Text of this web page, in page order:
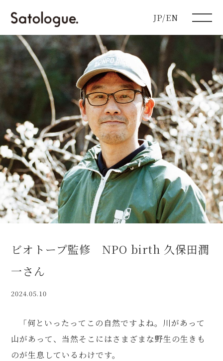
JP/EN
ビオトープ監修 NPO birth 久保田潤
一さん
2024.05.10
「何といったってこの自然ですよね。川があって
山があって、当然そこにはさまざまな野生の生きも
のが生息しているわけです。